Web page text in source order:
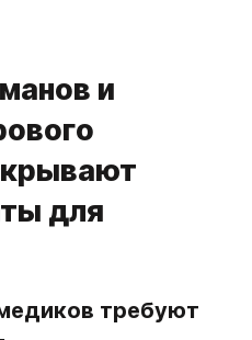
и
для
требуют